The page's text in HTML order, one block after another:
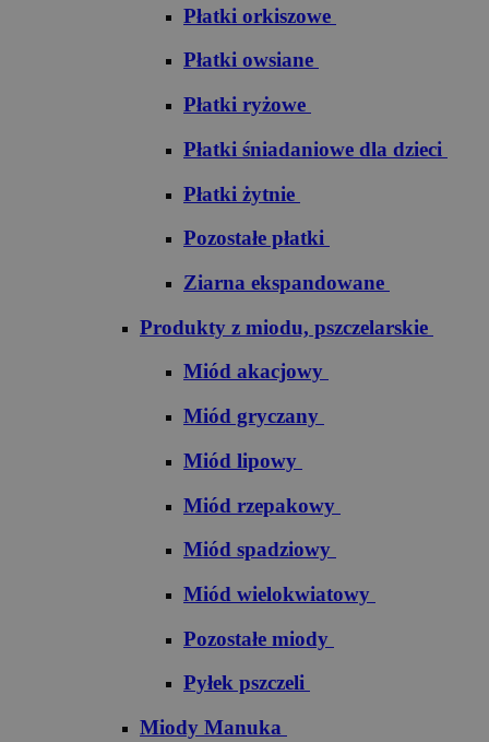
Płatki orkiszowe
Płatki owsiane
Płatki ryżowe
Płatki śniadaniowe dla dzieci
Płatki żytnie
Pozostałe płatki
Ziarna ekspandowane
Produkty z miodu, pszczelarskie
Miód akacjowy
Miód gryczany
Miód lipowy
Miód rzepakowy
Miód spadziowy
Miód wielokwiatowy
Pozostałe miody
Pyłek pszczeli
Miody Manuka